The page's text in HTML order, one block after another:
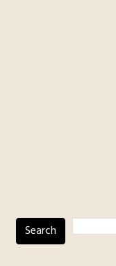
Search